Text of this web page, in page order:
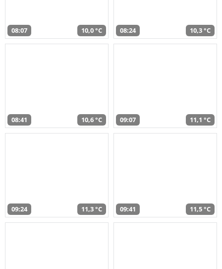
08:07 10,0 °C 08:24 10,3 °C
08:41 10,6 °C 09:07 11,1 °C
09:24 11,3 °C 09:41 11,5 °C